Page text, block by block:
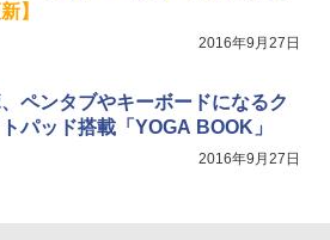
】
2016年9月27日
ペンタブやキーボードになるク
パッド搭載「YOGA BOOK」
2016年9月27日